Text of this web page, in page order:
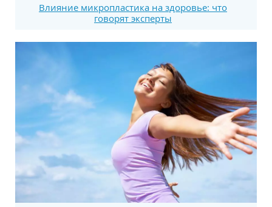
Влияние микропластика на здоровье: что
говорят эксперты